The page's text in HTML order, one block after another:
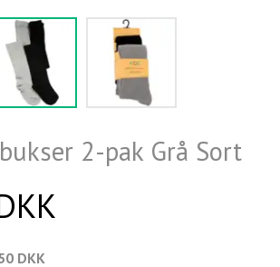
2-pak Grå Sort
DKK